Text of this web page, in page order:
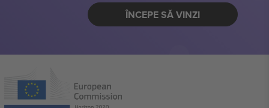
ÎNCEPE SĂ VINZI